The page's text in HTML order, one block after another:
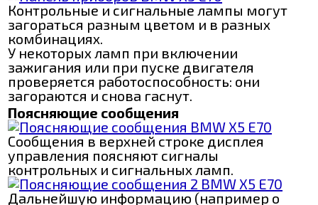
Контрольные и сигнальные лампы могут
загораться разным цветом и в разных
комбинациях.
У некоторых ламп при включении
зажигания или при пуске двигателя
проверяется работоспособность: они
загораются и снова гаснут.
Поясняющие сообщения
Сообщения в верхней строке дисплея
управления поясняют сигналы
контрольных и сигнальных ламп.
Дальнейшую информацию (например о